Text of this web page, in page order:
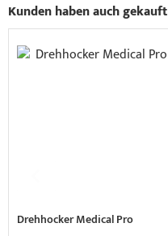
Kunden haben auch gekauft
Drehhocker Medical Pro